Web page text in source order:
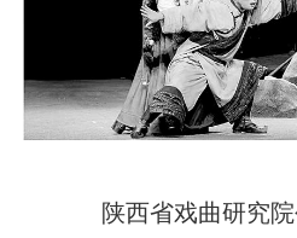
陕西省戏曲研究院